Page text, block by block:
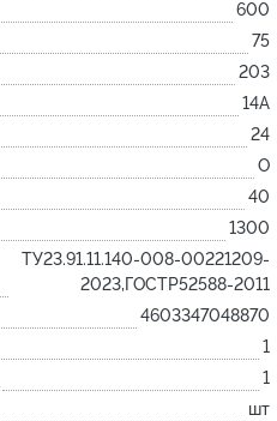
600
75
203
14А
24
O
40
1300
ТУ23.91.11.140-008-00221209-
2023,ГОСТР52588-2011
4603347048870
1
1
шт